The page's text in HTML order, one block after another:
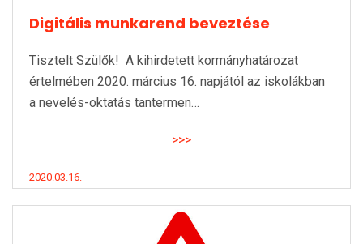
Digitális munkarend beveztése
Tisztelt Szülők! A kihirdetett kormányhatározat
értelmében 2020. március 16. napjától az iskolákban
a nevelés-oktatás tantermen…
>>>
2020.03.16.